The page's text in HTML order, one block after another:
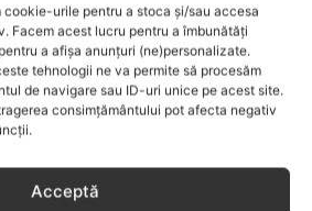
cookie-urile pentru a stoca și/sau accesa
Facem acest lucru pentru a îmbunătăți
a afișa anunțuri (ne)personalizate.
tehnologii ne va permite să procesăm
de navigare sau ID-uri unice pe acest site.
consimțământului pot afecta negativ
Acceptă
PENTRU SCOALA
pentru copii: cum
de puncte si obtii rezultate
media nationala